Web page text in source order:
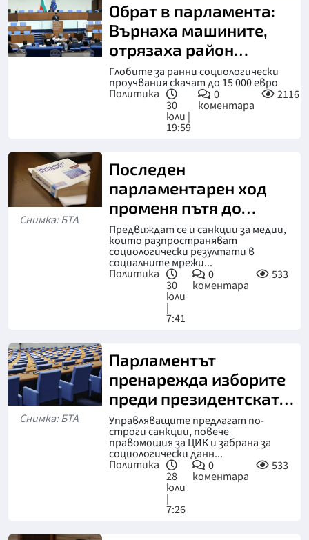
Обрат в парламента:
Върнаха машините,
отрязаха район
"Чужбина"
Глобите за ранни социологически
проучвания скачат до 15 000 евро
Политика
30
юли |
19:59
0
коментара
2116
Снимка: БТА
Последен
парламентарен ход
променя пътя до
урните на изборите
Предвиждат се и санкции за медии,
които разпространяват
социологически резултати в
социалните мрежи...
Политика
30
юли
|
7:41
0
коментара
533
Снимка: БТА
Парламентът
пренарежда изборите
преди президентската
битка
Управляващите предлагат по-
строги санкции, повече
правомощия за ЦИК и забрана за
социологически данн...
Политика
28
юли
|
7:26
0
коментара
533